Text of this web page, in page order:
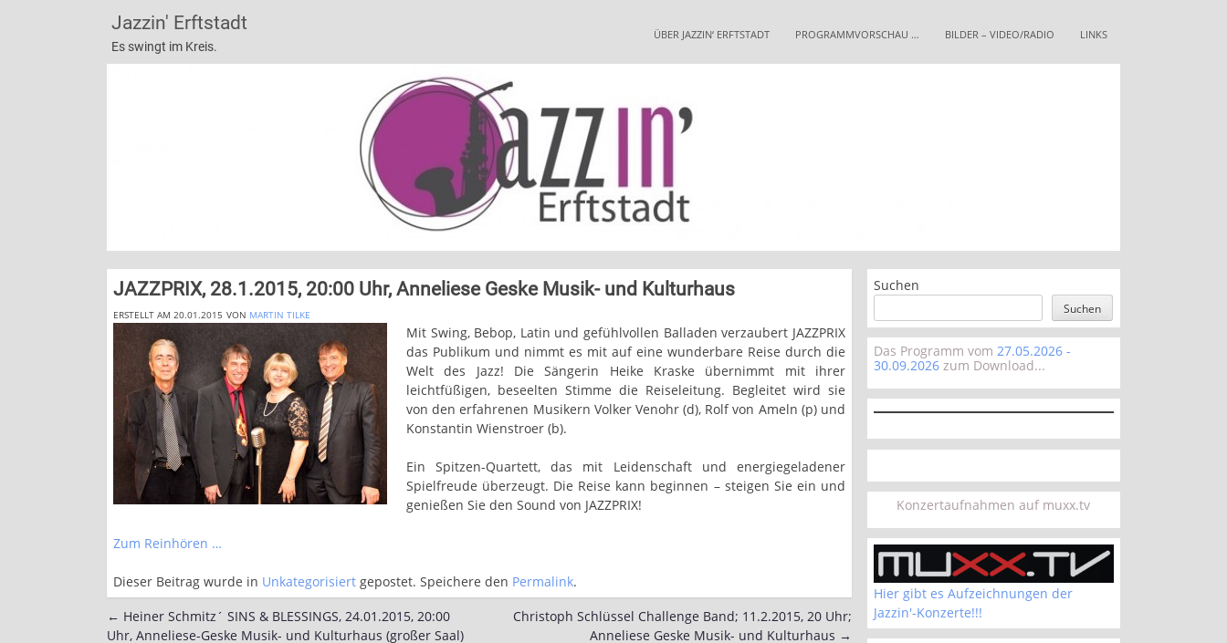
Jazzin' Erftstadt
Es swingt im Kreis.
ÜBER JAZZIN‘ ERFTSTADT PROGRAMMVORSCHAU … BILDER – VIDEO/RADIO LINKS
JAZZPRIX, 28.1.2015, 20:00 Uhr, Anneliese Geske Musik- und Kulturhaus
ERSTELLT AM 20.01.2015 VON MARTIN TILKE
Mit Swing, Bebop, Latin und gefühlvollen Balladen verzaubert JAZZPRIX
das Publikum und nimmt es mit auf eine wunderbare Reise durch die
Welt des Jazz! Die Sängerin Heike Kraske übernimmt mit ihrer
leichtfüßigen, beseelten Stimme die Reiseleitung. Begleitet wird sie
von den erfahrenen Musikern Volker Venohr (d), Rolf von Ameln (p) und
Konstantin Wienstroer (b).
Ein Spitzen-Quartett, das mit Leidenschaft und energiegeladener
Spielfreude überzeugt. Die Reise kann beginnen – steigen Sie ein und
genießen Sie den Sound von JAZZPRIX!
Zum Reinhören …
Dieser Beitrag wurde in Unkategorisiert gepostet. Speichere den Permalink.
Post
← Heiner Schmitz´ SINS & BLESSINGS, 24.01.2015, 20:00
Uhr, Anneliese-Geske Musik- und Kulturhaus (großer Saal)
Christoph Schlüssel Challenge Band; 11.2.2015, 20 Uhr;
Anneliese Geske Musik- und Kulturhaus →
Suchen
Suchen
Das Programm vom 27.05.2026 -
30.09.2026zum Download...
Konzertaufnahmen auf muxx.tv
Hier gibt es Aufzeichnungen der
Jazzin'-Konzerte!!!